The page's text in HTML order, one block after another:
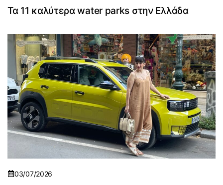
Τα 11 καλύτερα water parks στην Ελλάδα
03/07/2026